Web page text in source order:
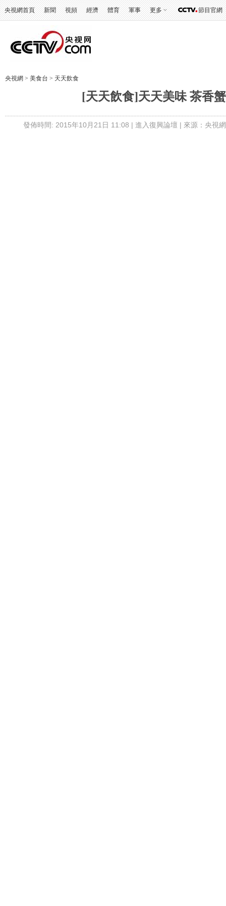
央視網首頁 新聞 視頻 經濟 體育 軍事 更多 節目官網
央視網 > 美食台 > 天天飲食
[天天飲食]天天美味 茶香
發佈時間: 2015年10月21日 11:08 | 進入復興論壇 | 來源：央視